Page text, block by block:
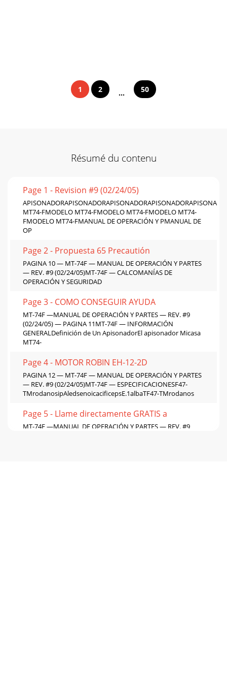
1 2 ... 50
Résumé du contenu
Page 1 - Revision #9 (02/24/05)
MT74-FMODELO MT74-FMODELO MT74-FMODELO MT74-
FMODELO MT74-FMANUAL DE OPERACIÓN Y PMANUAL DE
OP
Page 2 - Propuesta 65 Precautión
PAGINA 10 — MT-74F — MANUAL DE OPERACIÓN Y PARTES
— REV. #9 (02/24/05)MT-74F — CALCOMANÍAS DE
OPERACIÓN Y SEGURIDAD
Page 3 - COMO CONSEGUIR AYUDA
MT-74F —MANUAL DE OPERACIÓN Y PARTES — REV. #9
(02/24/05) — PAGINA 11MT-74F — INFORMACIÓN
GENERALDefinición de Un ApisonadorEl apisonador Micasa
MT74-
Page 4 - MOTOR ROBIN EH-12-2D
PAGINA 12 — MT-74F — MANUAL DE OPERACIÓN Y PARTES
— REV. #9 (02/24/05)MT-74F — ESPECIFICACIONESF47-
TMrodanosipAledsenoicacificepsE.1albaTF47-TMrodanos
Page 5 - Llame directamente GRATIS a
MT-74F —MANUAL DE OPERACIÓN Y PARTES — REV. #9